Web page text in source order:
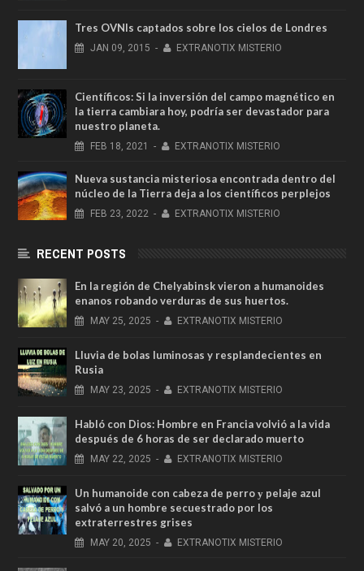
Tres OVNIs captados sobre los cielos de Londres
JAN 09, 2015 - EXTRANOTIX MISTERIO
Científicos: Si la inversión del campo magnético en
la tierra cambiara hoy, podría ser devastador para
nuestro planeta.
FEB 18, 2021 - EXTRANOTIX MISTERIO
Nueva sustancia misteriosa encontrada dentro del
núcleo de la Tierra deja a los científicos perplejos
FEB 23, 2022 - EXTRANOTIX MISTERIO
RECENT POSTS
En la región de Chelyabinsk vieron a humanoides
enanos robando verduras de sus huertos.
MAY 25, 2025 - EXTRANOTIX MISTERIO
Lluvia de bolas luminosas y resplandecientes en
Rusia
MAY 23, 2025 - EXTRANOTIX MISTERIO
Habló con Dios: Hombre en Francia volvió a la vida
después de 6 horas de ser declarado muerto
MAY 22, 2025 - EXTRANOTIX MISTERIO
Un humanoide con cabeza de perro у pelaje azul
salvó a un hombre secuestrado por los
extraterrestres grises
MAY 20, 2025 - EXTRANOTIX MISTERIO